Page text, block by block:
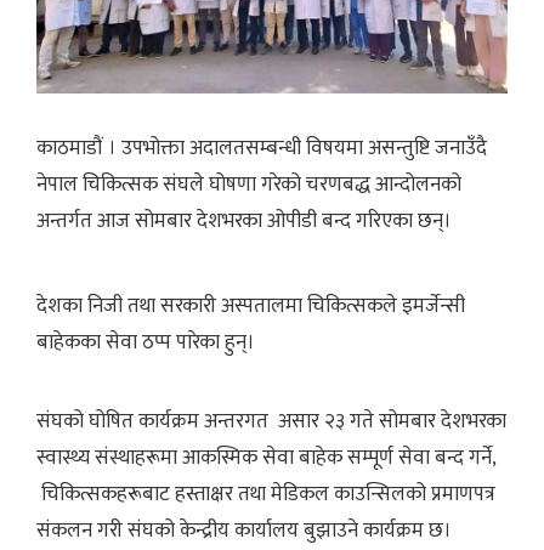
काठमाडौं । उपभोक्ता अदालतसम्बन्धी विषयमा असन्तुष्टि जनाउँदै
नेपाल चिकित्सक संघले घोषणा गरेको चरणबद्ध आन्दोलनको
अन्तर्गत आज सोमबार देशभरका ओपीडी बन्द गरिएका छन्।
देशका निजी तथा सरकारी अस्पतालमा चिकित्सकले इमर्जेन्सी
बाहेकका सेवा ठप्प पारेका हुन्।
संघको घोषित कार्यक्रम अन्तरगत असार २३ गते सोमबार देशभरका
स्वास्थ्य संस्थाहरूमा आकस्मिक सेवा बाहेक सम्पूर्ण सेवा बन्द गर्ने,
चिकित्सकहरूबाट हस्ताक्षर तथा मेडिकल काउन्सिलको प्रमाणपत्र
संकलन गरी संघको केन्द्रीय कार्यालय बुझाउने कार्यक्रम छ।